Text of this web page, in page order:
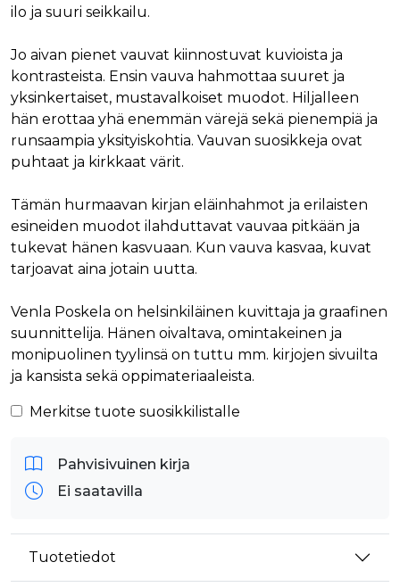
ilo ja suuri seikkailu.
Jo aivan pienet vauvat kiinnostuvat kuvioista ja
kontrasteista. Ensin vauva hahmottaa suuret ja
yksinkertaiset, mustavalkoiset muodot. Hiljalleen
hän erottaa yhä enemmän värejä sekä pienempiä ja
runsaampia yksityiskohtia. Vauvan suosikkeja ovat
puhtaat ja kirkkaat värit.
Tämän hurmaavan kirjan eläinhahmot ja erilaisten
esineiden muodot ilahduttavat vauvaa pitkään ja
tukevat hänen kasvuaan. Kun vauva kasvaa, kuvat
tarjoavat aina jotain uutta.
Venla Poskela on helsinkiläinen kuvittaja ja graafinen
suunnittelija. Hänen oivaltava, omintakeinen ja
monipuolinen tyylinsä on tuttu mm. kirjojen sivuilta
ja kansista sekä oppimateriaaleista.
Merkitse tuote suosikkilistalle
Pahvisivuinen kirja
Ei saatavilla
Tuotetiedot